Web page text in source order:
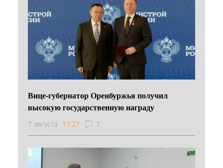
Вице-губернатор Оренбуржья получил
высокую государственную награду
7 августа 17:27 7